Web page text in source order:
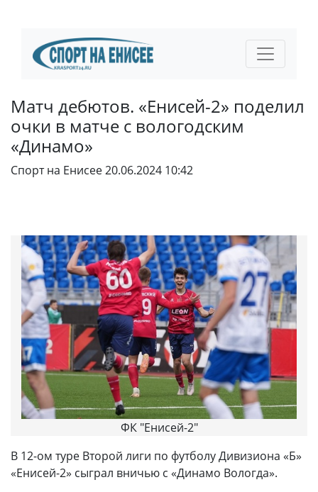
Матч дебютов. «Енисей-2» поделил
очки в матче с вологодским
«Динамо»
Спорт на Енисее20.06.2024 10:42
ФК "Енисей-2"
В 12-ом туре Второй лиги по футболу Дивизиона «Б»
«Енисей-2» сыграл вничью с «Динамо Вологда».